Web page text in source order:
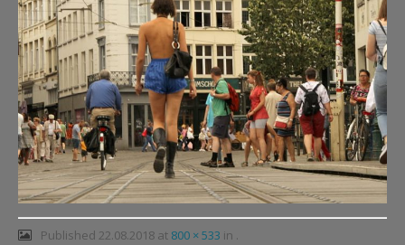
Published 22.08.2018at 800 × 533 in .